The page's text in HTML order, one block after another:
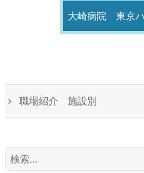
大崎病院 東京
職場紹介 施設別
検
索: